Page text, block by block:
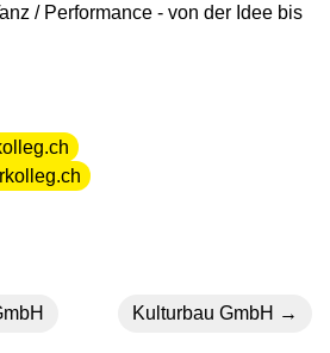
/ Performance - von der Idee bis
Kulturbau GmbH